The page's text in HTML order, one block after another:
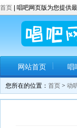
首页 | 唱吧网页版为您提供
网站首页 唱
您所在的位置： 首页 > 动